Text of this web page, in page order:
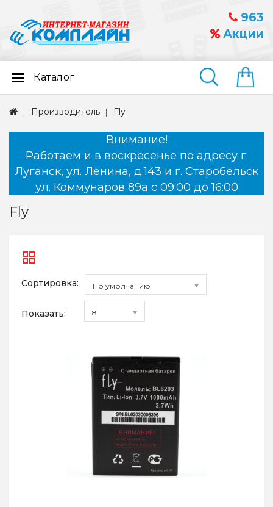
963
Акции
Найти
Каталог
Производитель Fly
Внимание!
Работаем и в воскресенье по адресу г.
Луганск, ул. Ленина, д.143 и г. Старобельск
ул. Коммунаров 89а с 09:00 до 16:00
Fly
Сортировка: По умолчанию
Показать: 8